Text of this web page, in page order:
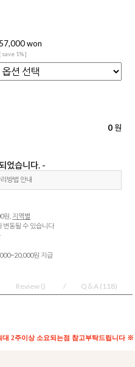
57,000 won
[ save 1% ]
0 원
었습니다. -
방법 안내
원, 지역별
변동될 수 있습니다
원 지급
Review () Q＆A (118)
2주이상 소요되는점 참고부탁드립니다 ※